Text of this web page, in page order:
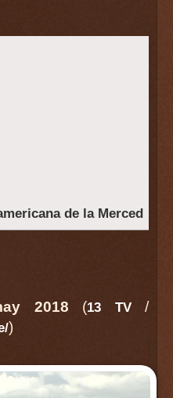
de la Merced
2018 (13 TV/
)